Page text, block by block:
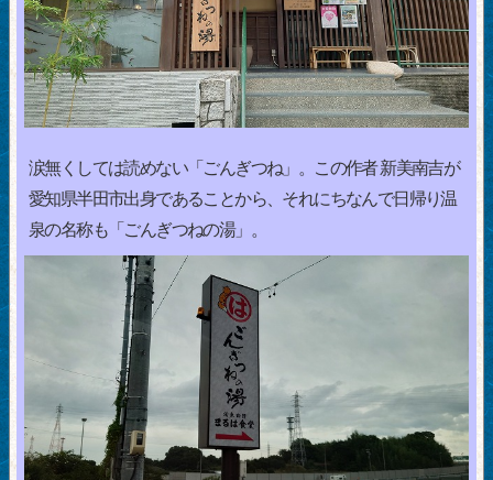
涙無くしては読めない「ごんぎつね」。この作者 新美南吉が
愛知県半田市出身であることから、それにちなんで日帰り温
泉の名称も「ごんぎつねの湯」。